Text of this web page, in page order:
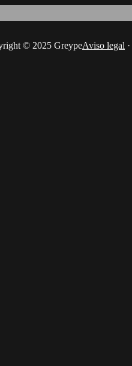
© 2025 GreypeAviso legal ·